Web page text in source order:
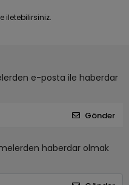
iletebilirsiniz.
e-posta ile haberdar
Gönder
haberdar olmak